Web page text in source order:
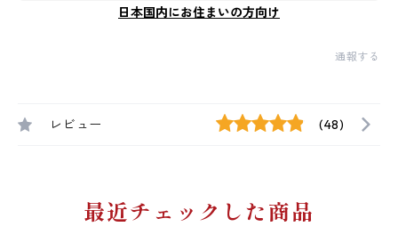
日本国内にお住まいの方向け
通報する
レビュー (48)
最近チェックした商品